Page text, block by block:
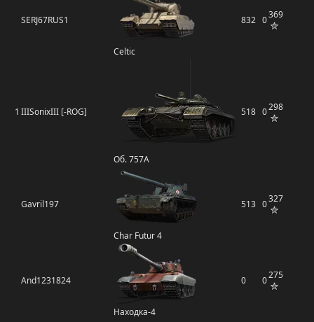
SERJ67RUS1
Celtic
832 0369
1 IIISonixIII [-ROG]
Об. 757А
518 0298
Gavril197
Char Futur 4
513 0327
And1231824
Находка-4
0 0275